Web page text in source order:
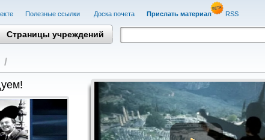
Полезные cсылки Доска почета Прислать материал RSS
Страницы учреждений